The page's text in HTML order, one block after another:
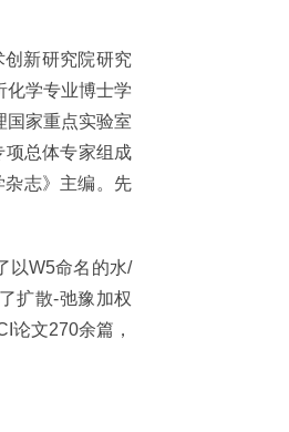
新研究院研究
化学专业博士学
国家重点实验室
项总体专家组成
杂志》主编。先
以W5命名的水/
扩散-弛豫加权
论文270余篇，